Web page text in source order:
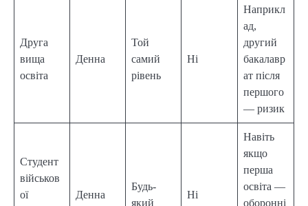
Друга
вища
освіта
Денна
Той
самий
рівень
Ні
Наприкл
ад,
другий
бакалавр
ат після
першого
— ризик
Студент
військов
ої
Денна
Будь-
який
Ні
Навіть
якщо
перша
освіта —
оборонні